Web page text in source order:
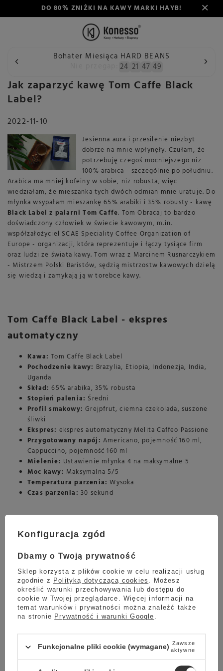
DO 80% ZNIŻKI NA KAWY MARKI HAYB!
Bohater Miesiąca HARD BEANS
24 21 47 49
Wstecz Konesso Blog Jak zaparzyć kawę Tom Caffe
Jak zaparzyć kawę Tom Caffe Black
Label?
2022-11-10
Jesienna aura i przesilenie niezbyt
dobrze na mnie wpłynęły. Czułam, że
potrzebuję czegoś mocniejszego niż
100% arabica - szczególnie po południu.
Arabica ma mniej kofeiny w sobie, niż robusta, więc
wiedziałam, że mieszanka tych dwóch odmian mnie uratuje. Do
młynka wsypałam mieszankę 65% arabiki i 35% robusty - kawę
Black Label z palarni Tom Caffe. Tom Obracaj to bardzo
doświadczony człowiek w świecie kawowym, m.in.
współzałożyciel SCAE Speciality Coffee Organization of
Europe - organizacji, która reprezentuje i łączy tysiące firm
oraz ludzi ze świata kawy. Tom wraz z Marcinem Rusnarczykiem
- Mistrzem Polski Baristów, sędzią mistrzostw kawowych dzielą
się wiedzą i zamykają ją w torebce kawy.
Tom Caffe Black Label - ekspres
automatyczny
Kawa: Tom Caffe Black Label
Pochodzenie kawy: Brazylia, Etiopia, Indonezja, India,
Uganda
Skład: 65% arabika, 35% robusta
Stopień palenia: Średni
Profil smakowy: Grejpfrut, ciemna czekolada, suszone
śliwki
Ekspres: ekspres automatyczny Melita Caffeo Passione
Przygotowany napój: Americano, pojemność 160 ml,
Cappuccino, pojemność 160 ml
Mielenie: Ustawienie młynka 4 na maksymalne 5
Moc kawy: Maksymalna 5/5
Temperatura parzenia: Wysoka
Czas parzenia: 30 sekund
Black Labeljest kawą taką jaką oczekiwałam, że będzie. Od
razu stawia na nogi i wyśmienicie smakuje z mlekiem - smak
kawy nie ginie pod pianką mleczną. Ta kawa bardzo pasuje do
cappuccino, polecam miłośnikom kaw mlecznych. W kawie
rzeczywiście czuć delikatną goryczkę na podniebieniu, trochę
jak gorzka czekolada. Na szczęście jest ona przyjemna, moim
zdaniem dobrze zrównoważona - więcej goryczy już by mi nie
pasowało. Muszę przyznać, że pijam z przyjemnością Black
Label, a zawsze unikałam mieszanek z robustą.
Konfiguracja zgód
Dbamy o Twoją prywatność
Sklep korzysta z plików cookie w celu realizacji usług
zgodnie z Polityką dotyczącą cookies . Możesz
określić warunki przechowywania lub dostępu do
cookie w Twojej przeglądarce. Więcej informacji na
temat warunków i prywatności można znaleźć także
na stronie Prywatność i warunki Google .
Funkcjonalne pliki cookie (wymagane) Zawsze
aktywne